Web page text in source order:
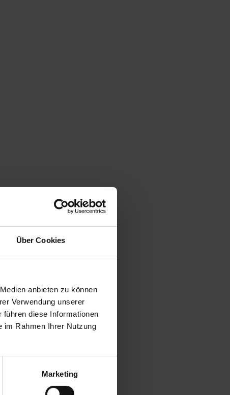
Über Cookies
anbieten zu können
Verwendung unserer
diese Informationen
im Rahmen Ihrer Nutzung
Marketing